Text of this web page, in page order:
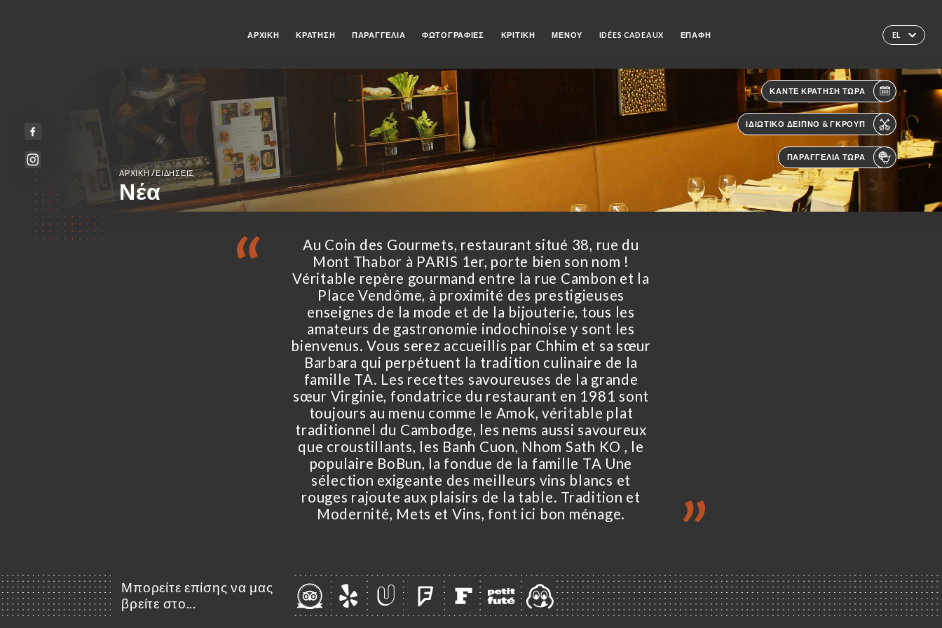
EL
ΑΡΧΙΚΉ ΚΡΆΤΗΣΗ ΠΑΡΑΓΓΕΛΊΑ ΦΩΤΟΓΡΑΦΊΕΣ ΚΡΙΤΙΚΉ ΜΕΝΟΎ IDÉES CADEAUX ΕΠΑΦΉ
ΚΆΝΤΕ ΚΡΆΤΗΣΗ ΤΏΡΑ
ΙΔΙΩΤΙΚΌ ΔΕΊΠΝΟ & ΓΚΡΟΥΠ
ΠΑΡΑΓΓΕΛΊΑ ΤΏΡΑ
ΑΡΧΙΚΉ/ΕΙΔΉΣΕΙΣ
Νέα
Au Coin des Gourmets, restaurant situé 38, rue du
Mont Thabor à PARIS 1er, porte bien son nom !
Véritable repère gourmand entre la rue Cambon et la
Place Vendôme, à proximité des prestigieuses
enseignes de la mode et de la bijouterie, tous les
amateurs de gastronomie indochinoise y sont les
bienvenus. Vous serez accueillis par Chhim et sa sœur
Barbara qui perpétuent la tradition culinaire de la
famille TA. Les recettes savoureuses de la grande
sœur Virginie, fondatrice du restaurant en 1981 sont
toujours au menu comme le Amok, véritable plat
traditionnel du Cambodge, les nems aussi savoureux
que croustillants, les Banh Cuon, Nhom Sath KO , le
populaire BoBun, la fondue de la famille TA Une
sélection exigeante des meilleurs vins blancs et
rouges rajoute aux plaisirs de la table. Tradition et
Modernité, Mets et Vins, font ici bon ménage.
Μπορείτε επίσης να μας
βρείτε στο...